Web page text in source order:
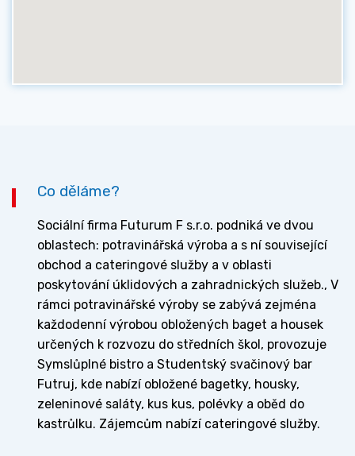
Co děláme?
Sociální firma Futurum F s.r.o. podniká ve dvou
oblastech: potravinářská výroba a s ní související
obchod a cateringové služby a v oblasti
poskytování úklidových a zahradnických služeb., V
rámci potravinářské výroby se zabývá zejména
každodenní výrobou obložených baget a housek
určených k rozvozu do středních škol, provozuje
Symslůplné bistro a Studentský svačinový bar
Futruj, kde nabízí obložené bagetky, housky,
zeleninové saláty, kus kus, polévky a oběd do
kastrůlku. Zájemcům nabízí cateringové služby.